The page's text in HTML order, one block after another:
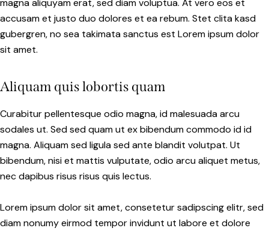
magna aliquyam erat, sed diam voluptua. At vero eos et
accusam et justo duo dolores et ea rebum. Stet clita kasd
gubergren, no sea takimata sanctus est Lorem ipsum dolor
sit amet.
Aliquam quis lobortis quam
Curabitur pellentesque odio magna, id malesuada arcu
sodales ut. Sed sed quam ut ex bibendum commodo id id
magna. Aliquam sed ligula sed ante blandit volutpat. Ut
bibendum, nisi et mattis vulputate, odio arcu aliquet metus,
nec dapibus risus risus quis lectus.
Lorem ipsum dolor sit amet, consetetur sadipscing elitr, sed
diam nonumy eirmod tempor invidunt ut labore et dolore